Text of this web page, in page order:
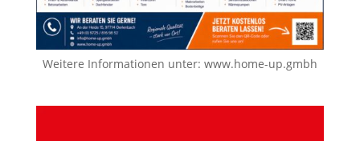
Weitere Informationen unter: www.home-up.gmbh